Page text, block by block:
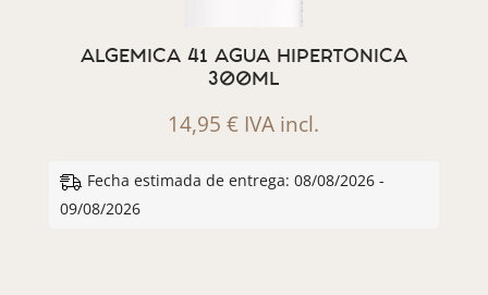
ALGEMICA 41 AGUA HIPERTONICA
300ML
14,95€ IVA incl.
Fecha estimada de entrega: 08/08/2026 -
09/08/2026